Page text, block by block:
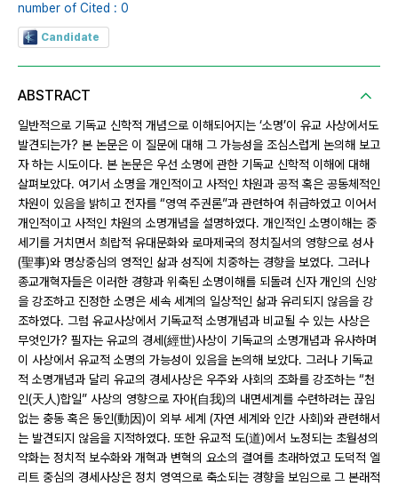
number of Cited : 0
Candidate
ABSTRACT
일반적으로 기독교 신학적 개념으로 이해되어지는 ‘소명’이 유교 사상에서도
발견되는가? 본 논문은 이 질문에 대해 그 가능성을 조심스럽게 논의해 보고
자 하는 시도이다. 본 논문은 우선 소명에 관한 기독교 신학적 이해에 대해
살펴보았다. 여기서 소명을 개인적이고 사적인 차원과 공적 혹은 공동체적인
차원이 있음을 밝히고 전자를 “영역 주권론”과 관련하여 취급하였고 이어서
개인적이고 사적인 차원의 소명개념을 설명하였다. 개인적인 소명이해는 중
세기를 거치면서 희랍적 유대문화와 로마제국의 정치질서의 영향으로 성사
(聖事)와 명상중심의 영적인 삶과 성직에 치중하는 경향을 보였다. 그러나
종교개혁자들은 이러한 경향과 위축된 소명이해를 되돌려 신자 개인의 신앙
을 강조하고 진정한 소명은 세속 세계의 일상적인 삶과 유리되지 않음을 강
조하였다. 그럼 유교사상에서 기독교적 소명개념과 비교될 수 있는 사상은
무엇인가? 필자는 유교의 경세(經世)사상이 기독교의 소명개념과 유사하며
이 사상에서 유교적 소명의 가능성이 있음을 논의해 보았다. 그러나 기독교
적 소명개념과 달리 유교의 경세사상은 우주와 사회의 조화를 강조하는 “천
인(天人)합일” 사상의 영향으로 자아(自我)의 내면세계를 수련하려는 끊임
없는 충동 혹은 동인(動因)이 외부 세계 (자연 세계와 인간 사회)와 관련해서
는 발견되지 않음을 지적하였다. 또한 유교적 도(道)에서 노정되는 초월성의
약화는 정치적 보수화와 개혁과 변혁의 요소의 결여를 초래하였고 도덕적 엘
리트 중심의 경세사상은 정치 영역으로 축소되는 경향을 보임으로 그 본래적